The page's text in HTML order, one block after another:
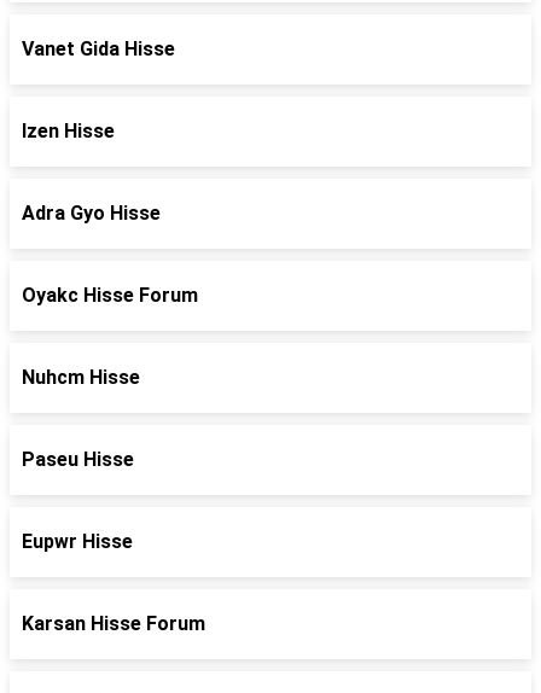
Vanet Gida Hisse
Izen Hisse
Adra Gyo Hisse
Oyakc Hisse Forum
Nuhcm Hisse
Paseu Hisse
Eupwr Hisse
Karsan Hisse Forum